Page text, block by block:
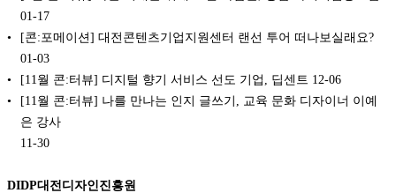
01-17
[콘:포메이션] 대전콘텐츠기업지원센터 랜선 투어 떠나보실래요?
01-03
[11월 콘:터뷰] 디지털 향기 서비스 선도 기업, 딥센트 12-06
[11월 콘:터뷰] 나를 만나는 인지 글쓰기, 교육 문화 디자이너 이예
은 강사
11-30
DIDP대전디자인진흥원